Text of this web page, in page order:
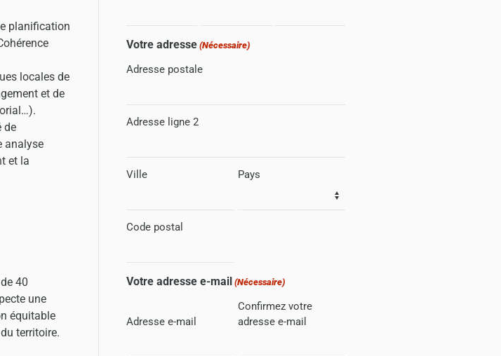
planification
locales de
et de
de
analyse
et la
40
une
équitable
territoire.
Votre adresse (Nécessaire)
Adresse postale
Adresse ligne 2
Ville Pays
Code postal
Votre adresse e-mail (Nécessaire)
Adresse e-mail
Confirmez votre
adresse e-mail